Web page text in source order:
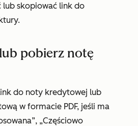
lub skopiować link do
pobierz notę
do noty kredytowej lub
w formacie PDF, jeśli ma
”, „Częściowo